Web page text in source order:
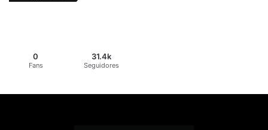
0
Fans
31.4k
Seguidores